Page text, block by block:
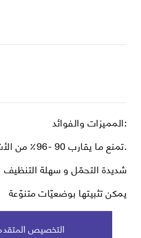
المميزات والفوائد:
تمنع ما يقارب 90 -96٪ من الأشعة فوق البنفسجية الضارة ، ظاهرة الوهج.
شديدة التحمّل و سهلة التنظيف
يمكن تثبيتها بوضعيّات متنوّعة
التخصيص